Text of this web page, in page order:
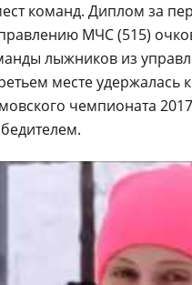
команд. Диплом за
МЧС (515)
лыжников из
месте
чемпионата